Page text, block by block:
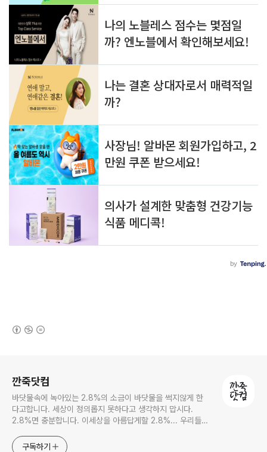
깐죽닷컴
바닷물속에 녹아있는 2.8%의 소금이 바닷물을 썩지않게 한
다고합니다. 세상이 정의롭지 못하다고 생각하지 맙시다.
2.8%면 충분합니다. 이세상을 아름답게할 2.8%... 우리들의
구독하기